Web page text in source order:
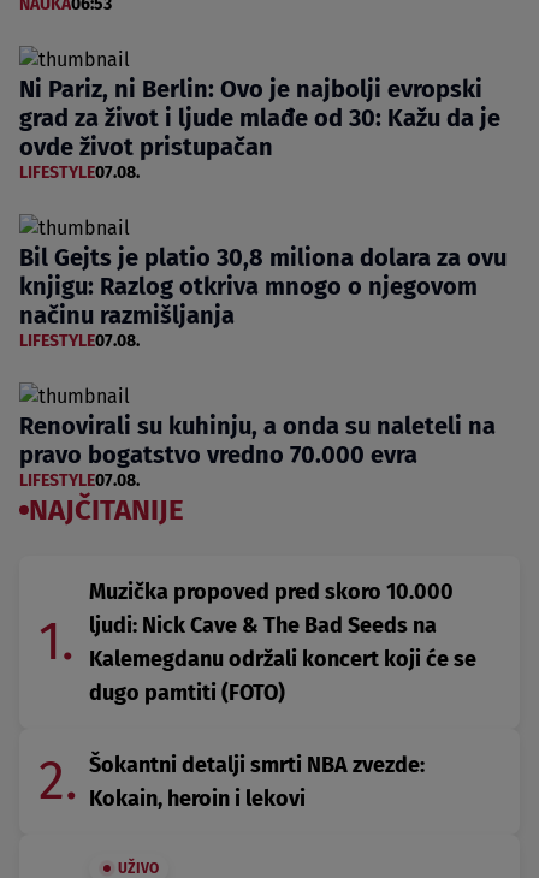
Ni Pariz, ni Berlin: Ovo je najbolji evropski
grad za život i ljude mlađe od 30: Kažu da je
ovde život pristupačan
LIFESTYLE07.08.
Bil Gejts je platio 30,8 miliona dolara za ovu
knjigu: Razlog otkriva mnogo o njegovom
načinu razmišljanja
LIFESTYLE07.08.
Renovirali su kuhinju, a onda su naleteli na
pravo bogatstvo vredno 70.000 evra
LIFESTYLE07.08.
NAJČITANIJE
1.
Muzička propoved pred skoro 10.000
ljudi: Nick Cave & The Bad Seeds na
Kalemegdanu održali koncert koji će se
dugo pamtiti (FOTO)
2. Šokantni detalji smrti NBA zvezde:
Kokain, heroin i lekovi
UŽIVO